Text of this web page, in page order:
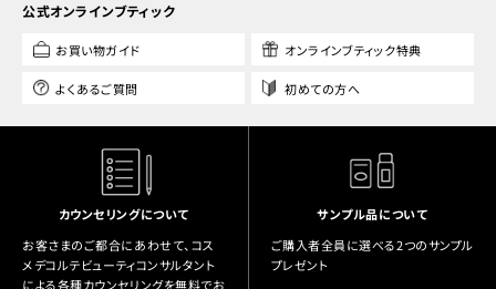
公式オンラインブティック
お買い物ガイド オンラインブティック特典
よくあるご質問 初めての方へ
カウンセリングについて
お客さまのご都合にあわせて、コス
メデコルテビューティコンサルタント
による各種カウンセリングを無料でお
サンプル品について
ご購入者全員に選べる2つのサンプル
プレゼント